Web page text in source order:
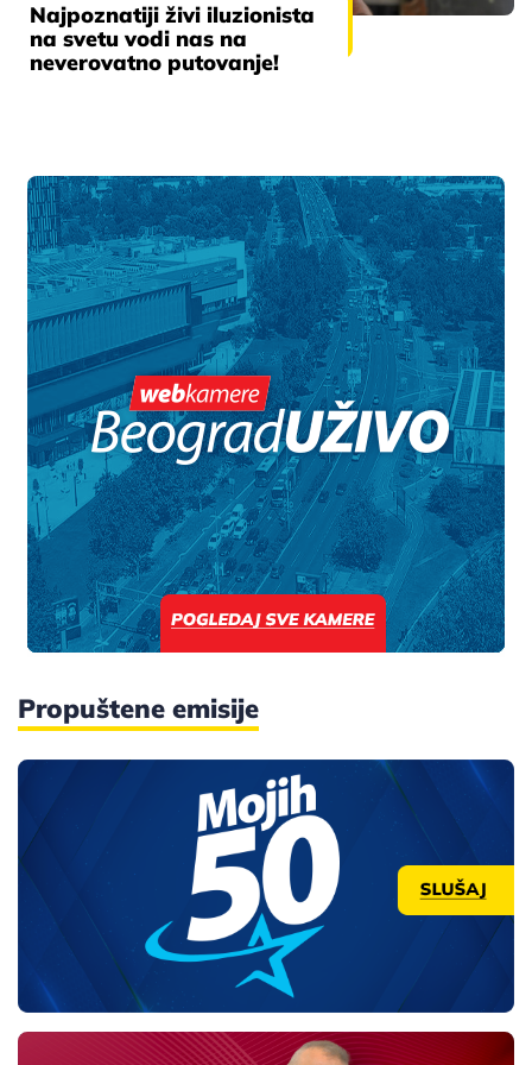
Najpoznatiji živi iluzionista
na svetu vodi nas na
neverovatno putovanje!
Propuštene emisije